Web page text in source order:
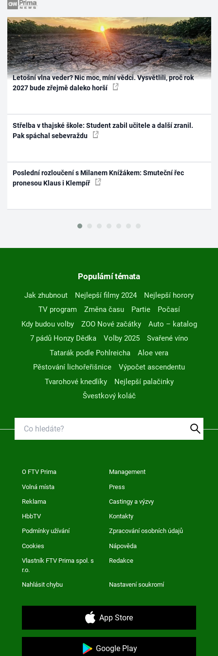
Letošní vlna veder? Nic moc, míní vědci. Vysvětlili, proč rok
2027 bude zřejmě daleko horší
Střelba v thajské škole: Student zabil učitele a další zranil.
Pak spáchal sebevraždu
Poslední rozloučení s Milanem Knížákem: Smuteční řec
pronesou Klaus i Klempíř
Populární témata
Jak zhubnout Nejlepší filmy 2024
Nejlepší horory
TV program
Změna času Partie
Počasí
Kdy budou volby
ZOO Nové začátky
Auto – katalog
7 pádů Honzy Dědka
Volby 2025
Svařené víno
Tatarák podle Pohlreicha
Aloe vera
Pěstování lichořeřišnice
Výpočet ascendentu
Tvarohové knedlíky
Nejlepší palačinky
Švestkový koláč
O FTV Prima Management
Volná místa Press
Reklama Castingy a výzvy
HbbTV Kontakty
Podmínky užívání Zpracování osobních údajů
Cookies Nápověda
Vlastník FTV Prima spol. s
r.o.
Redakce
Nahlásit chybu Nastavení soukromí
App Store
Google Play